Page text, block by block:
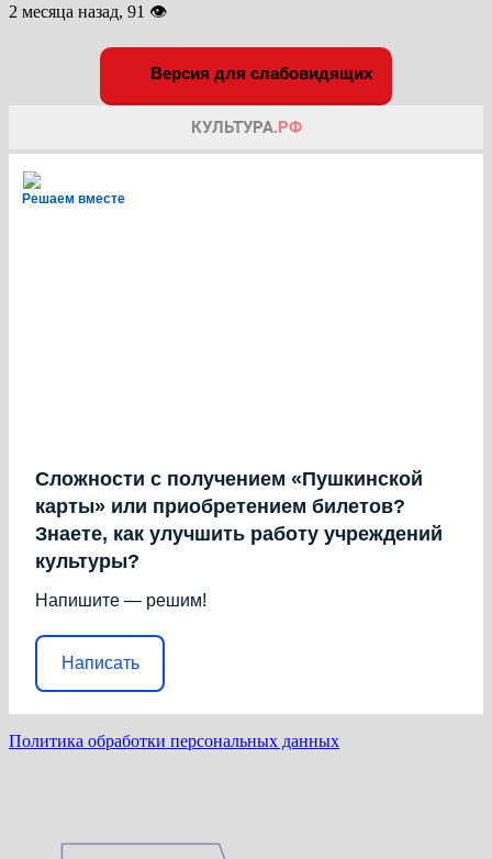
2 месяца назад, 91 👁
Версия для слабовидящих
Решаем вместе
Сложности с получением «Пушкинской
карты» или приобретением билетов?
Знаете, как улучшить работу учреждений
культуры?
Напишите — решим!
Написать
Политика обработки персональных данных